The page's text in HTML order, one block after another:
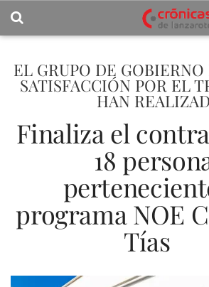
EL GRUPO DE GOBIERNO
SATISFACCIÓN POR EL
HAN
Finaliza el
18
programa NOE
Tías